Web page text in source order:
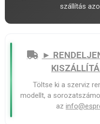
szállítás
►
Töltse ki a szerviz
modellt, a
az